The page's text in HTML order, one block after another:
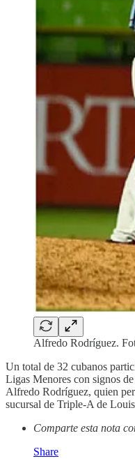
Alfredo Rodríguez.
Un total de 32 cubanos
Ligas Menores con signos
Alfredo Rodríguez, quien
sucursal de Triple-A de
Comparte esta nota
Share